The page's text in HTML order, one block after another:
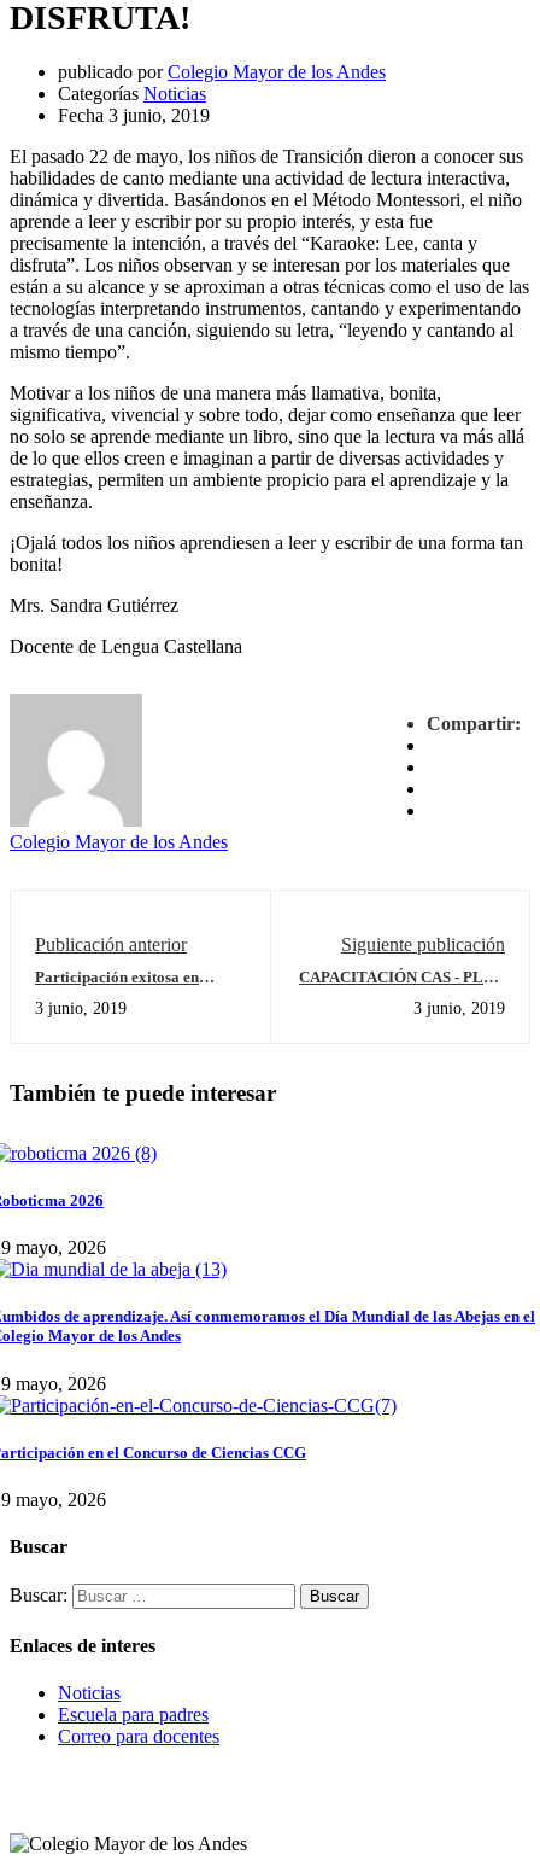
DISFRUTA!
publicado por Colegio Mayor de los Andes
Categorías Noticias
Fecha 3 junio, 2019
El pasado 22 de mayo, los niños de Transición dieron a conocer sus
habilidades de canto mediante una actividad de lectura interactiva,
dinámica y divertida. Basándonos en el Método Montessori, el niño
aprende a leer y escribir por su propio interés, y esta fue
precisamente la intención, a través del “Karaoke: Lee, canta y
disfruta”. Los niños observan y se interesan por los materiales que
están a su alcance y se aproximan a otras técnicas como el uso de las
tecnologías interpretando instrumentos, cantando y experimentando
a través de una canción, siguiendo su letra, “leyendo y cantando al
mismo tiempo”.
Motivar a los niños de una manera más llamativa, bonita,
significativa, vivencial y sobre todo, dejar como enseñanza que leer
no solo se aprende mediante un libro, sino que la lectura va más allá
de lo que ellos creen e imaginan a partir de diversas actividades y
estrategias, permiten un ambiente propicio para el aprendizaje y la
enseñanza.
¡Ojalá todos los niños aprendiesen a leer y escribir de una forma tan
bonita!
Mrs. Sandra Gutiérrez
Docente de Lengua Castellana
Compartir:
Colegio Mayor de los Andes
Publicación anterior
Participación exitosa en
Panamá
3 junio, 2019
Siguiente publicación
CAPACITACIÓN CAS - PLAN
SEGURIDAD VIAL
3 junio, 2019
También te puede interesar
2026
mayo, 2026
de aprendizaje. Así conmemoramos el Día Mundial de las Abejas en el
Mayor de los Andes
mayo, 2026
en el Concurso de Ciencias CCG
mayo, 2026
Buscar
Buscar:
Enlaces de interes
Noticias
Escuela para padres
Correo para docentes